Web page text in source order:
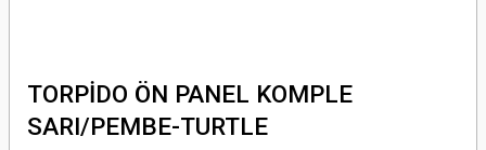
TORPİDO ÖN PANEL KOMPLE
SARI/PEMBE-TURTLE